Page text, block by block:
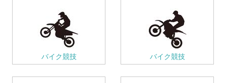
バイク競技 バイク競技